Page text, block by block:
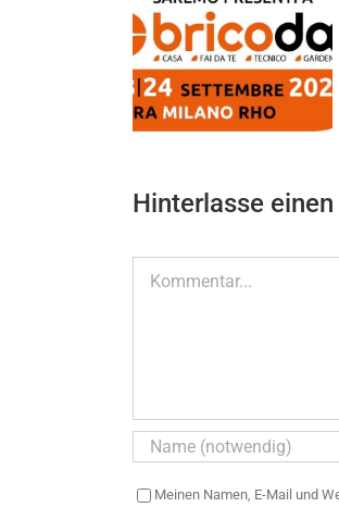
Der neue Bolis Italia
Katalog 2026
Hinterlasse
Meinen Namen, E-Mail und